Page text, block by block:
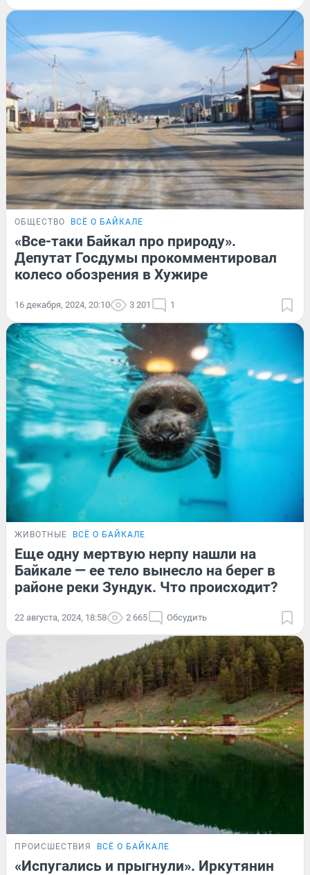
ОБЩЕСТВО ВСЁ О БАЙКАЛЕ
«Все-таки Байкал про природу».
Депутат Госдумы прокомментировал
колесо обозрения в Хужире
16 декабря, 2024, 20:10 3 201 1
ЖИВОТНЫЕ ВСЁ О БАЙКАЛЕ
Еще одну мертвую нерпу нашли на
Байкале — ее тело вынесло на берег в
районе реки Зундук. Что происходит?
22 августа, 2024, 18:58 2 665 Обсудить
ПРОИСШЕСТВИЯ ВСЁ О БАЙКАЛЕ
«Испугались и прыгнули». Иркутянин